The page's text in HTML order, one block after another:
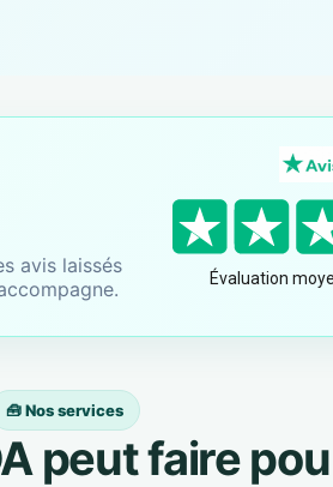
avis laissés
🧰 Nos services
peut faire